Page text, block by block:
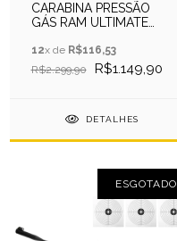
CARABINA PRESSÃO
GÁS RAM ULTIMATE
+FIREFLY+ALVO
12x de R$116,53
R$2.299,90
R$1.149,90
DETALHES
ESGOTADO